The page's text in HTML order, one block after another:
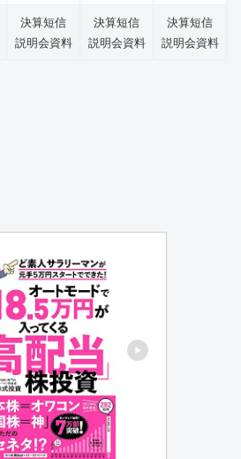
決算短信
説明会資料
決算短信
説明会資料
決算短信
説明会資料